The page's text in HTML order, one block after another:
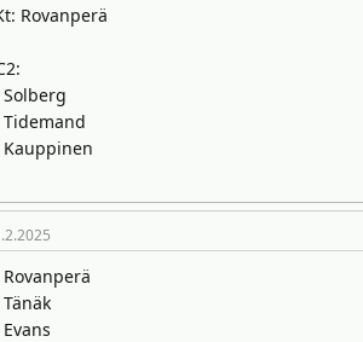
Rovanperä
Solberg
Tidemand
Kauppinen
Rovanperä
Tänäk